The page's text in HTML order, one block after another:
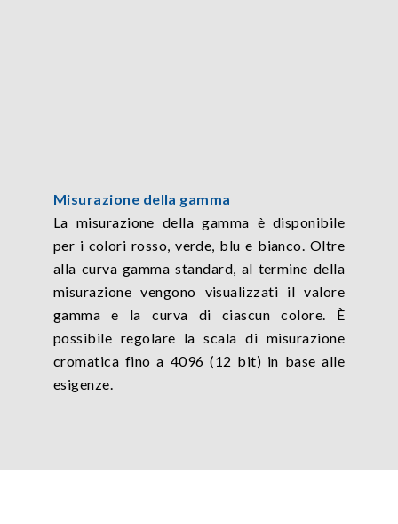
Misurazione della gamma
La misurazione della gamma è disponibile
per i colori rosso, verde, blu e bianco. Oltre
alla curva gamma standard, al termine della
misurazione vengono visualizzati il valore
gamma e la curva di ciascun colore. È
possibile regolare la scala di misurazione
cromatica fino a 4096 (12 bit) in base alle
esigenze.